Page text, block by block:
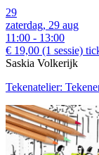
29
zaterdag, 29 aug
11:00 - 13:00
€ 19,00 (1 sessie)
Saskia Volkerijk
Tekenatelier: